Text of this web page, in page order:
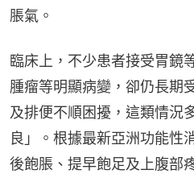
脹氣。
臨床上，不少患者接受胃鏡
腫瘤等明顯病變，卻仍長期
及排便不順困擾，這類情況
良」。根據最新亞洲功能性
後飽脹、提早飽足及上腹部